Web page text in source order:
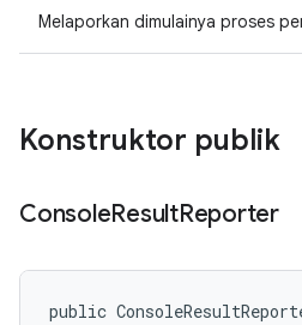
Melaporkan dimulainya proses
Konstruktor publik
ConsoleResultReporter
public